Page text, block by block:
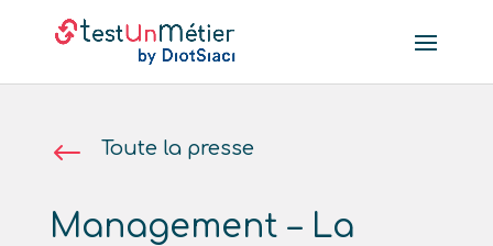
# Toute la presse
Management – La